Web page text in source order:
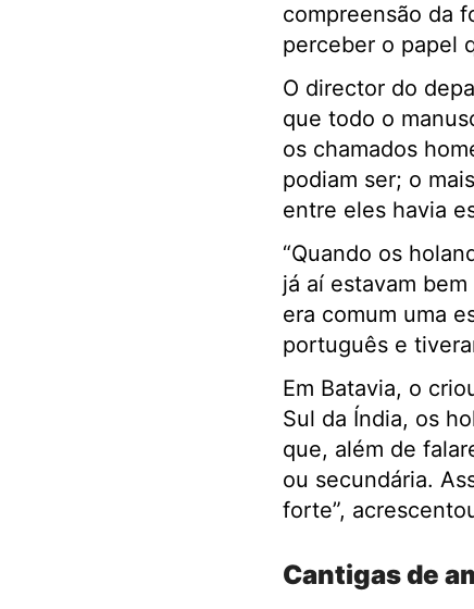
compreensão da
perceber o papel
O director do
que todo o
os chamados
podiam ser; o
entre eles havia
“Quando os
já aí estavam
era comum uma
português e
Em Batavia, o
Sul da Índia, os
que, além de
ou secundária.
forte”,
Cantigas de